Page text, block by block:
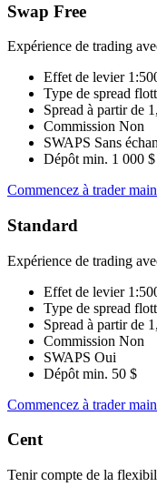
Swap Free
Expérience de trading
Effet de levier
Type de spread
Spread à partir de
Commission Non
SWAPS Sans
Dépôt min. 1 000 $
Commencez à trader
Standard
Expérience de trading
Effet de levier
Type de spread
Spread à partir de
Commission Non
SWAPS Oui
Dépôt min. 50 $
Commencez à trader
Cent
Tenir compte de la